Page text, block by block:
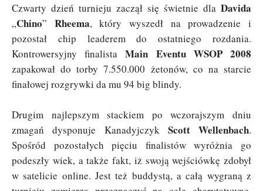
Czwarty dzień turnieju zaczął się świetnie dla Davida
„Chino” Rheema, który wyszedł na prowadzenie i
pozostał chip leaderem do ostatniego rozdania.
Kontrowersyjny finalistaMain Eventu WSOP 2008
zapakował do torby 7.550.000 żetonów, co na starcie
finałowej rozgrywki da mu 94 big blindy.
Drugim najlepszym stackiem po wczorajszym dniu
zmagań dysponuje Kanadyjczyk Scott Wellenbach.
Spośród pozostałych pięciu finalistów wyróżnia go
podeszły wiek, a także fakt, iż swoją wejściówkę zdobył
w satelicie online. Jest też buddystą, a całą wygraną z